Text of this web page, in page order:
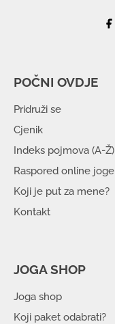
POČNI OVDJE
Pridruži se
Cjenik
Indeks pojmova (A-Ž)
Raspored online joge
Koji je put za mene?
Kontakt
JOGA SHOP
Joga shop
Koji paket odabrati?